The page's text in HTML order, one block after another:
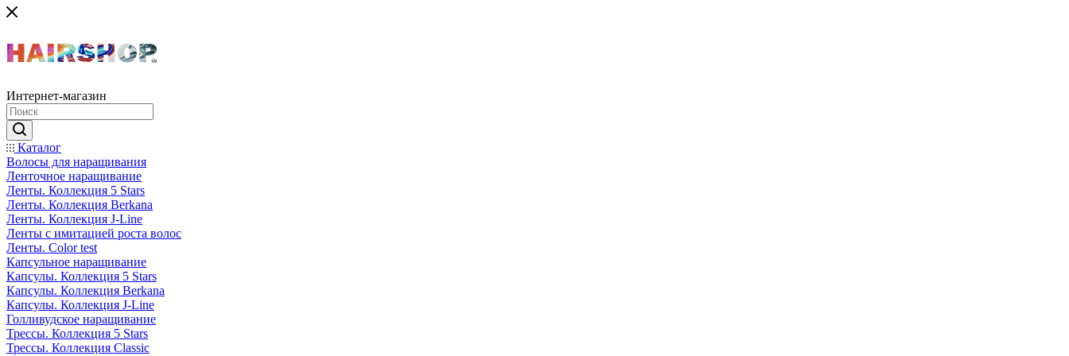
Интернет-магазин
Каталог
Волосы для наращивания
Ленточное наращивание
Ленты. Коллекция 5 Stars
Ленты. Коллекция Berkana
Ленты. Коллекция J-Line
Ленты с имитацией роста волос
Ленты. Color test
Капсульное наращивание
Капсулы. Коллекция 5 Stars
Капсулы. Коллекция Berkana
Капсулы. Коллекция J-Line
Голливудское наращивание
Трессы. Коллекция 5 Stars
Трессы. Коллекция Classic